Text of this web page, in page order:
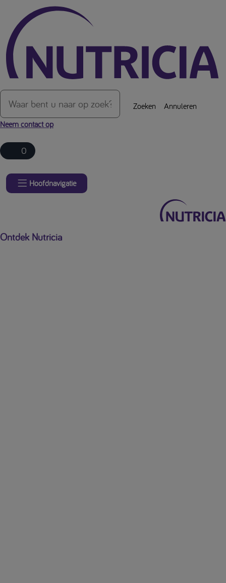
Over de inhoud van de pagina
Zoeken
Annuleren
Neem contact op
0
Hoofdnavigatie
Ontdek Nutricia